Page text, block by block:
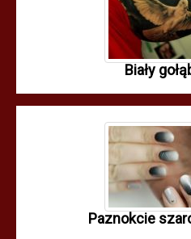
Biały
Paznokcie